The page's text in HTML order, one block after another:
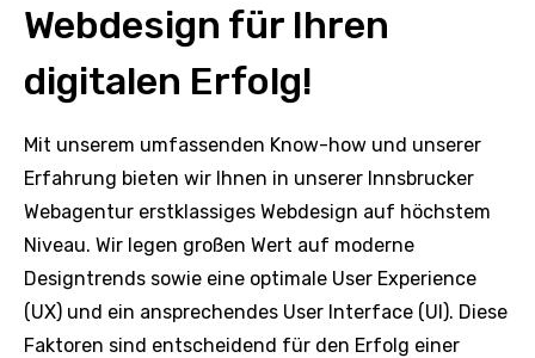
Webdesign für Ihren
digitalen Erfolg!
Mit unserem umfassenden Know-how und unserer
Erfahrung bieten wir Ihnen in unserer Innsbrucker
Webagentur erstklassiges Webdesign auf höchstem
Niveau. Wir legen großen Wert auf moderne
Designtrends sowie eine optimale User Experience
(UX) und ein ansprechendes User Interface (UI). Diese
Faktoren sind entscheidend für den Erfolg einer